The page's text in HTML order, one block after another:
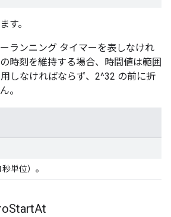
す。
ランニング タイマーを表しなけれ
時刻を維持する場合、時間値は範囲
しなければならず、2^32 の前に折
。
単位）。
StartAt